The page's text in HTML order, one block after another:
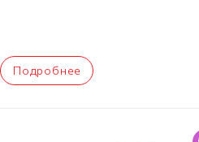
Подробнее